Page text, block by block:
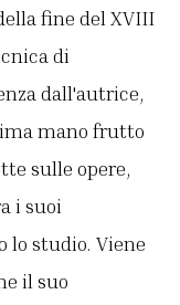
fine del XVIII
di
dall'autrice,
mano frutto
sulle opere,
i suoi
lo studio. Viene
il suo